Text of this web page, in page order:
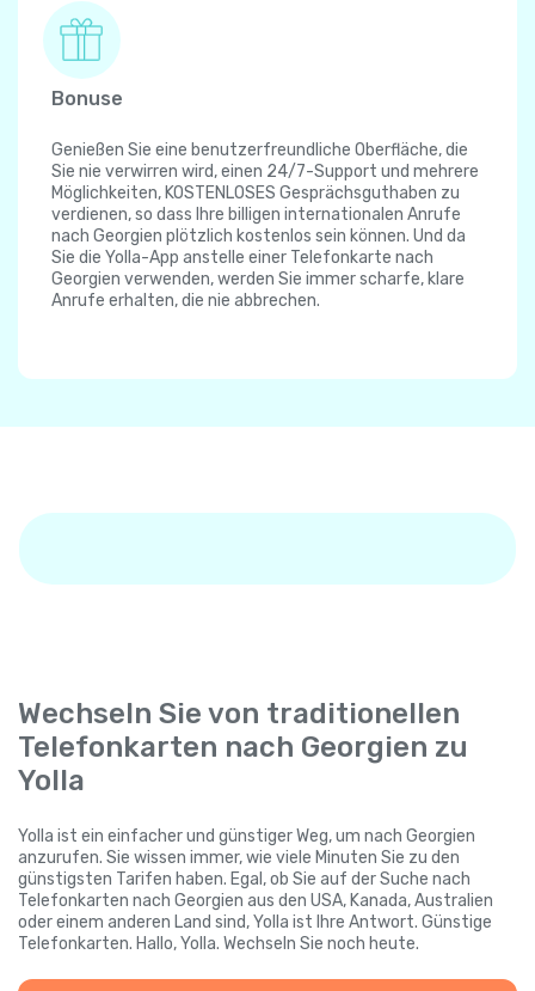
Bonuse
Genießen Sie eine benutzerfreundliche Oberfläche, die
Sie nie verwirren wird, einen 24/7-Support und mehrere
Möglichkeiten, KOSTENLOSES Gesprächsguthaben zu
verdienen, so dass Ihre billigen internationalen Anrufe
nach Georgien plötzlich kostenlos sein können. Und da
Sie die Yolla-App anstelle einer Telefonkarte nach
Georgien verwenden, werden Sie immer scharfe, klare
Anrufe erhalten, die nie abbrechen.
Wechseln Sie von traditionellen
Telefonkarten nach Georgien zu
Yolla
Yolla ist ein einfacher und günstiger Weg, um nach Georgien
anzurufen. Sie wissen immer, wie viele Minuten Sie zu den
günstigsten Tarifen haben. Egal, ob Sie auf der Suche nach
Telefonkarten nach Georgien aus den USA, Kanada, Australien
oder einem anderen Land sind, Yolla ist Ihre Antwort. Günstige
Telefonkarten. Hallo, Yolla. Wechseln Sie noch heute.